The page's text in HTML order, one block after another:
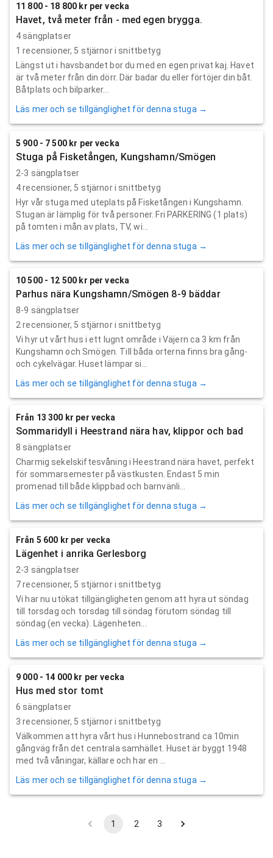
11 800 - 18 800 kr per vecka
Havet, två meter från - med egen brygga.
4 sängplatser
1 recensioner, 5 stjärnor i snittbetyg
Längst ut i havsbandet bor du med en egen privat kaj. Havet
är två meter från din dörr. Där badar du eller förtöjer din båt.
Båtplats och bilparker...
Läs mer och se tillgänglighet för denna stuga →
5 900 - 7 500 kr per vecka
Stuga på Fisketången, Kungshamn/Smögen
2-3 sängplatser
4recensioner, 5 stjärnor i snittbetyg
Hyr vår stuga med uteplats på Fisketången i Kungshamn.
Stugan är lämplig för två personer. Fri PARKERING (1 plats)
på tomten i mån av plats, TV, wi...
Läs mer och se tillgänglighet för denna stuga →
10 500 - 12 500 kr per vecka
Parhus nära Kungshamn/Smögen 8-9 bäddar
8-9 sängplatser
2 recensioner, 5 stjärnor i snittbetyg
Vi hyr ut vårt hus i ett lugnt område i Väjern ca 3 km från
Kungshamn och Smögen. Till båda orterna finns bra gång-
och cykelvägar. Huset lämpar si...
Läs mer och se tillgänglighet för denna stuga →
Från 13 300 kr per vecka
Sommaridyll i Heestrand nära hav, klippor och bad
8 sängplatser
Charmig sekelskiftesvåning i Heestrand nära havet, perfekt
för sommarsemester på västkusten. Endast 5 min
promenad till både klippbad och barnvänli...
Läs mer och se tillgänglighet för denna stuga →
Från 5 600 kr per vecka
Lägenhet i anrika Gerlesborg
2-3 sängplatser
7recensioner, 5 stjärnor i snittbetyg
Vi har nu utökat tillgängligheten genom att hyra ut söndag
till torsdag och torsdag till söndag förutom söndag till
söndag (en vecka). Lägenheten...
Läs mer och se tillgänglighet för denna stuga →
9 000 - 14 000 kr per vecka
Hus med stor tomt
6 sängplatser
3 recensioner, 5 stjärnor i snittbetyg
Välkommen att hyra vårt hus i Hunnebostrand ca 10min
gångväg från det centrala samhället. Huset är byggt 1948
med två våningar, källare och har en ...
Läs mer och se tillgänglighet för denna stuga →
1 2 3